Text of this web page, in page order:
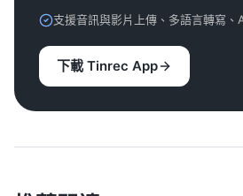
支援音訊與影片上傳、多語言轉寫、
下載 Tinrec App